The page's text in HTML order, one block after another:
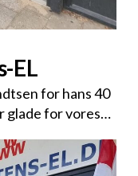
EL
for hans 40
glade for vores…